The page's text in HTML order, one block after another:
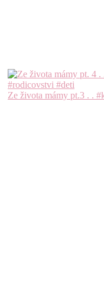
Ze života mámy pt.3 . .